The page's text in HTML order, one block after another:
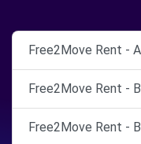
Free2Move Rent -
Free2Move Rent -
Free2Move Rent -